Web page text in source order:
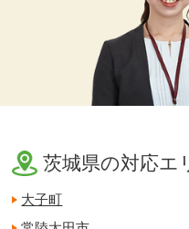
茨城県の対応エ
大子町